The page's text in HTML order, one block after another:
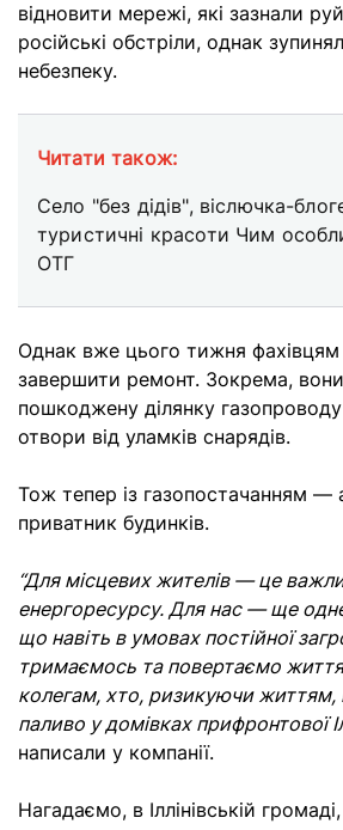
відновити мережі, які зазнали
російські обстріли, однак
небезпеку.
Читати також:
Село "без дідів", віслючка-
туристичні красоти Чим
ОТГ
Однак вже цього тижня фахівцям
завершити ремонт. Зокрема,
пошкоджену ділянку
отвори від уламків снарядів.
Тож тепер із газопостачанням —
приватник будинків.
“Для місцевих жителів — це
енергоресурсу. Для нас — ще
що навіть в умовах постійної
тримаємось та повертаємо
колегам, хто, ризикуючи життям,
паливо у домівках прифронтової
написали у компанії.
Нагадаємо, в Іллінівській